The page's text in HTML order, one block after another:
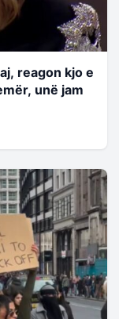
reagon kjo e
unë jam